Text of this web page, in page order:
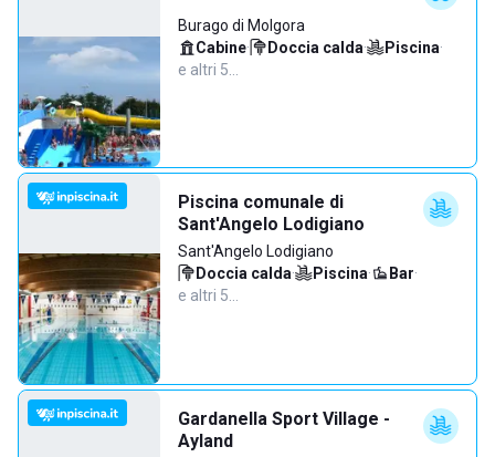
Burago di Molgora
Cabine· Doccia calda· Piscina·
e altri 5…
Piscina comunale di
Sant'Angelo Lodigiano
Sant'Angelo Lodigiano
Doccia calda· Piscina· Bar·
e altri 5…
Gardanella Sport Village -
Ayland